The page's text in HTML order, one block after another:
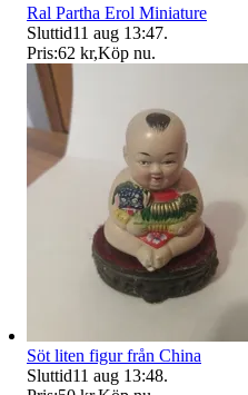
Ral Partha Erol Miniature
Sluttid11 aug 13:47.
Pris:62 kr,Köp nu.
Söt liten figur från China
Sluttid11 aug 13:48.